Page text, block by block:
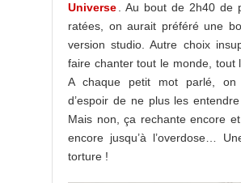
Universe. Au bout de 2h40 de
ratées, on aurait préféré une
version studio. Autre choix
faire chanter tout le monde, tout
A chaque petit mot parlé, on
d’espoir de ne plus les
Mais non, ça rechante encore
encore jusqu’à l’overdose…
torture !